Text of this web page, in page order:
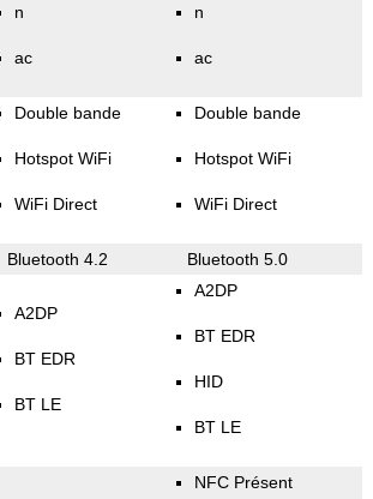
n
ac
n
ac
Double bande
Hotspot WiFi
WiFi Direct
Double bande
Hotspot WiFi
WiFi Direct
Bluetooth 4.2 Bluetooth 5.0
A2DP
BT EDR
BT LE
A2DP
BT EDR
HID
BT LE
NFC Présent